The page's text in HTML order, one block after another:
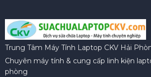
Trung Tâm Máy Tính Laptop CKV Hải
Chuyên máy tính & cung cấp linh kiện
phòng